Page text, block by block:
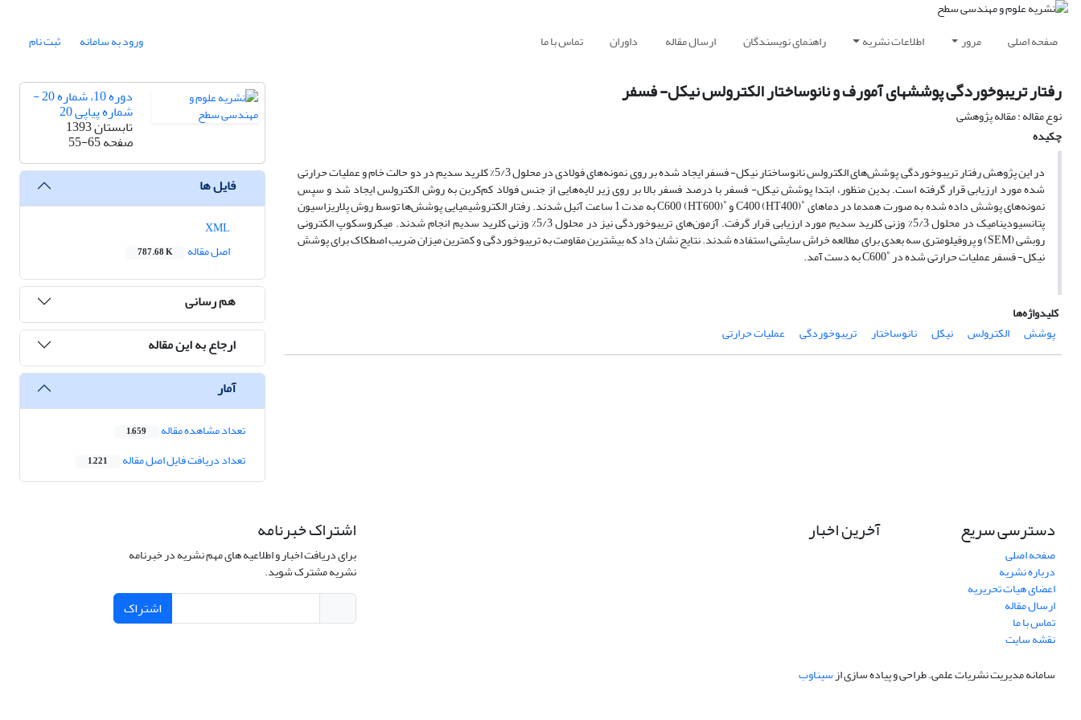
صفحه اصلی مرور اطلاعات نشریه راهنمای نویسندگان ارسال مقاله داوران تماس با ما ورود به سامانه ثبت نام
رفتار تریبوخوردگی پوششهای آمورف و نانوساختار الکترولس نیکل- فسفر
نوع مقاله : مقاله پژوهشی
چکیده
در این پژوهش رفتار تریبوخوردگی پوشش‌های الکترولس نانوساختار نیکل- فسفر ایجاد شده بر روی نمونه‌های فولادی در محلول 5/3% کلرید سدیم در دو حالت خام و عملیات حرارتی
شده مورد ارزیابی قرار گرفته است. بدین منظور، ابتدا پوشش نیکل- فسفر با درصد فسفر بالا بر روی زیر لایه‌هایی از جنس فولاد کم‌کربن به روش الکترولس ایجاد شد و سپس
نمونه‌های پوشش داده شده به صورت همدما در دماهای ˚C400 (HT400) و ˚C600 (HT600) به مدت 1 ساعت آنیل شدند. رفتار الکتروشیمیایی پوشش‌ها توسط روش پلاریزاسیون
پتانسیودینامیک در محلول 5/3% وزنی کلرید سدیم مورد ارزیابی قرار گرفت. آزمون‌های تریبوخوردگی نیز در محلول 5/3% وزنی کلرید سدیم انجام شدند. میکروسکوپ الکترونی
روبشی (SEM) و پروفیلومتری سه بعدی برای مطالعه خراش سایشی استفاده شدند. نتایج نشان داد که بیشترین مقاومت به تریبوخوردگی و کمترین میزان ضریب اصطکاک برای پوشش
نیکل- فسفر عملیات حرارتی شده در ˚C600 به دست آمد.
کلیدواژه‌ها
پوشش
الکترولس نیکل نانوساختار تریبوخوردگی عملیات حرارتی
دوره 10، شماره 20 -
شماره پیاپی 20
تابستان 1393
صفحه55-65
فایل ها
اصل مقاله
787.68 K
هم رسانی
ارجاع به این مقاله
آمار
تعداد مشاهده مقاله 1,659
تعداد دریافت فایل اصل مقاله 1,221
دسترسی سریع
صفحه اصلی
درباره نشریه
اعضای هیات تحریریه
ارسال مقاله
تماس با ما
نقشه سایت
آخرین اخبار اشتراک خبرنامه
برای دریافت اخبار و اطلاعیه های مهم نشریه در خبرنامه
نشریه مشترک شوید.
اشتراک
سامانه مدیریت نشریات علمی.طراحی و پیاده سازی ازسیناوب